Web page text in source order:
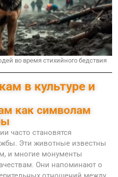
во время стихийного бедствия
в культуре и
как символам
часто становятся
Эти животные известны
и многие монументы
Они напоминают о